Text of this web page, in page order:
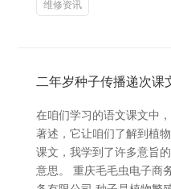
维修资讯
二年岁种子传播递次课
在咱们学习的语文课文中
著述，它让咱们了解到植
课文，我学到了许多意旨
意思。 重庆毛毛虫电子商